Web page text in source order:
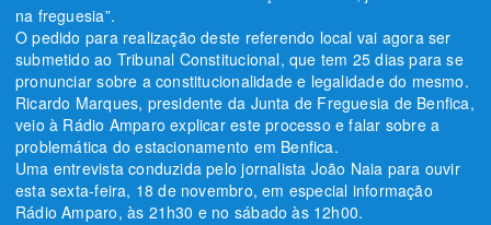
na freguesia”.
O pedido para realização deste referendo local vai agora ser
submetido ao Tribunal Constitucional, que tem 25 dias para se
pronunciar sobre a constitucionalidade e legalidade do mesmo.
Ricardo Marques, presidente da Junta de Freguesia de Benfica,
veio à Rádio Amparo explicar este processo e falar sobre a
problemática do estacionamento em Benfica.
Uma entrevista conduzida pelo jornalista João Naia para ouvir
esta sexta-feira, 18 de novembro, em especial informação
Rádio Amparo, às 21h30 e no sábado às 12h00.